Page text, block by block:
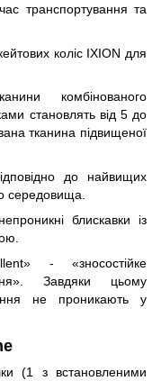
транспортування та
коліс IXION для
комбінованого
становлять від 5 до
тканина підвищеної
до найвищих
середовища.
блискавки із
- «зносостійке
Завдяки цьому
не проникають у
(1 з встановленими